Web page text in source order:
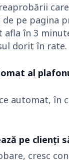
pe pagina
în 3
dorit în rate.
al
automat, în
pe clienți
cresc